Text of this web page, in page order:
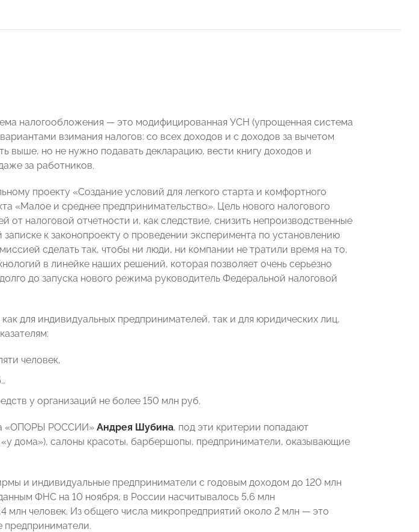
налогообложения — это модифицированная УСН (упрощенная система
взимания налогов: со всех доходов и с доходов за вычетом
выше, но не нужно подавать декларацию, вести книгу доходов и
за работников.
проекту «Создание условий для легкого старта и комфортного
«Малое и среднее предпринимательство». Цель нового налогового
от налоговой отчетности и, как следствие, снизить непроизводственные
к законопроекту о проведении эксперимента по установлению
сделать так, чтобы ни люди, ни компании не тратили время на то,
в линейке наших решений, которая позволяет очень серьезно
до запуска нового режима руководитель Федеральной налоговой
для индивидуальных предпринимателей, так и для юридических лиц,
человек,
у организаций не более 150 млн руб.
«ОПОРЫ РОССИИ» Андрея Шубина, под эти критерии попадают
дома»), салоны красоты, барбершопы, предприниматели, оказывающие
и индивидуальные предприниматели с годовым доходом до 120 млн
ФНС на 10 ноября, в России насчитывалось 5,6 млн
млн человек. Из общего числа микропредприятий около 2 млн — это